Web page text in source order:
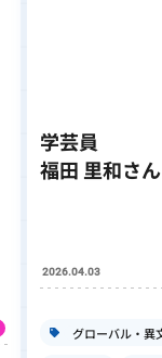
学芸員
福田 里和さん
2026.04.03
グローバル・異